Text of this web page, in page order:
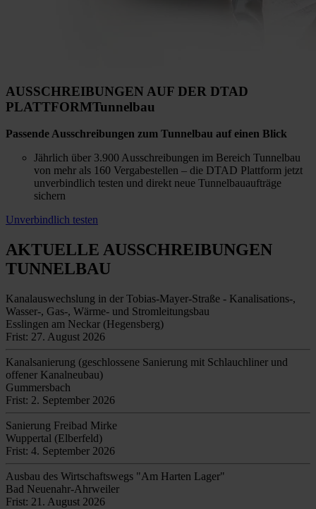
AUSSCHREIBUNGEN AUF DER DTAD
PLATTFORMTunnelbau
Passende Ausschreibungen zum Tunnelbau auf einen Blick
Jährlich über 3.900 Ausschreibungen im Bereich Tunnelbau
von mehr als 160 Vergabestellen – die DTAD Plattform jetzt
unverbindlich testen und direkt neue Tunnelbauaufträge
sichern
Unverbindlich testen
AKTUELLE AUSSCHREIBUNGEN
TUNNELBAU
Kanalauswechslung in der Tobias-Mayer-Straße - Kanalisations-,
Wasser-, Gas-, Wärme- und Stromleitungsbau
Esslingen am Neckar (Hegensberg)
Frist: 27. August 2026
Kanalsanierung (geschlossene Sanierung mit Schlauchliner und
offener Kanalneubau)
Gummersbach
Frist: 2. September 2026
Sanierung Freibad Mirke
Wuppertal (Elberfeld)
Frist: 4. September 2026
Ausbau des Wirtschaftswegs "Am Harten Lager"
Bad Neuenahr-Ahrweiler
Frist: 21. August 2026